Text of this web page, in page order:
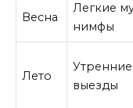
Весна
Легкие
нимфы
Лето
выезды